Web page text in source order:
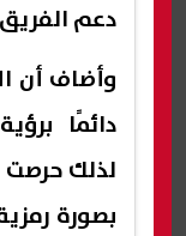
دعم
وأضاف أن
دائمًا
لذلك حرصت
بصورة